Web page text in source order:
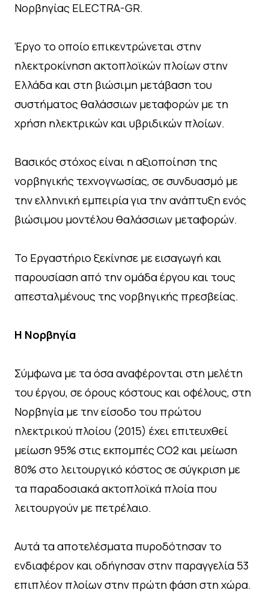
Νορβηγίας ELECTRA-GR.
Έργο το οποίο επικεντρώνεται στην
ηλεκτροκίνηση ακτοπλοϊκών πλοίων στην
Ελλάδα και στη βιώσιμη μετάβαση του
συστήματος θαλάσσιων μεταφορών με τη
χρήση ηλεκτρικών και υβριδικών πλοίων.
Βασικός στόχος είναι η αξιοποίηση της
νορβηγικής τεχνογνωσίας, σε συνδυασμό με
την ελληνική εμπειρία για την ανάπτυξη ενός
βιώσιμου μοντέλου θαλάσσιων μεταφορών.
Το Εργαστήριο ξεκίνησε με εισαγωγή και
παρουσίαση από την ομάδα έργου και τους
απεσταλμένους της νορβηγικής πρεσβείας.
Η Νορβηγία
Σύμφωνα με τα όσα αναφέρονται στη μελέτη
του έργου, σε όρους κόστους και οφέλους, στη
Νορβηγία με την είσοδο του πρώτου
ηλεκτρικού πλοίου (2015) έχει επιτευχθεί
μείωση 95% στις εκπομπές CO2 και μείωση
80% στο λειτουργικό κόστος σε σύγκριση με
τα παραδοσιακά ακτοπλοϊκά πλοία που
λειτουργούν με πετρέλαιο.
Αυτά τα αποτελέσματα πυροδότησαν το
ενδιαφέρον και οδήγησαν στην παραγγελία 53
επιπλέον πλοίων στην πρώτη φάση στη χώρα.